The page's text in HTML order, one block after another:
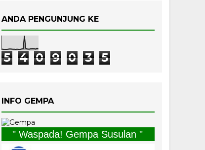
ANDA PENGUNJUNG KE
5 4 0 9 0 3 5
INFO GEMPA
" Waspada! Gempa Susulan "